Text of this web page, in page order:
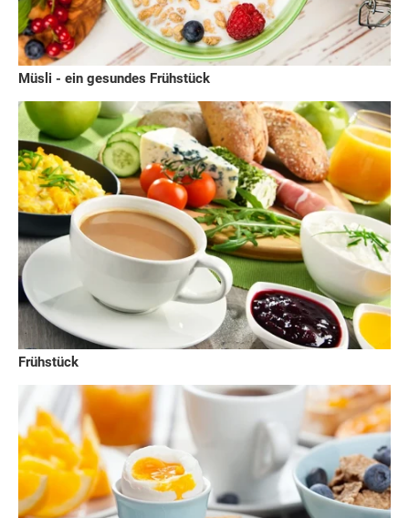
Müsli - ein gesundes Frühstück
Frühstück